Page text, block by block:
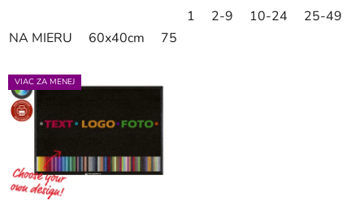
NA MIERU 60x40cm 75x60cm
1 2-9 10-24 25-49
VIAC ZA MENEJ